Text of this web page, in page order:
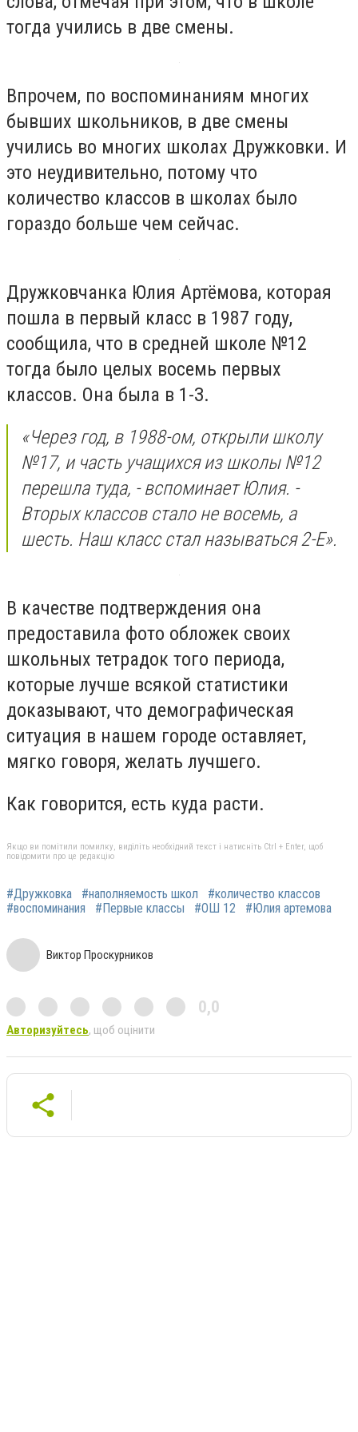
тогда учились в две смены.
Впрочем, по воспоминаниям многих
бывших школьников, в две смены
учились во многих школах Дружковки. И
это неудивительно, потому что
количество классов в школах было
гораздо больше чем сейчас.
Дружковчанка Юлия Артёмова, которая
пошла в первый класс в 1987 году,
сообщила, что в средней школе №12
тогда было целых восемь первых
классов. Она была в 1-З.
«Через год, в 1988-ом, открыли школу
№17, и часть учащихся из школы №12
перешла туда, - вспоминает Юлия. -
Вторых классов стало не восемь, а
шесть. Наш класс стал называться 2-Е».
В качестве подтверждения она
предоставила фото обложек своих
школьных тетрадок того периода,
которые лучше всякой статистики
доказывают, что демографическая
ситуация в нашем городе оставляет,
мягко говоря, желать лучшего.
Как говорится, есть куда расти.
Якщо ви помітили помилку, виділіть необхідний текст і натисніть Ctrl + Enter, щоб
повідомити про це редакцію
#Дружковка #наполняемость школ
#количество классов
#воспоминания
#Первые классы #ОШ 12 #Юлия артемова
Виктор Проскурников
0,0
Авторизуйтесь, щоб оцінити